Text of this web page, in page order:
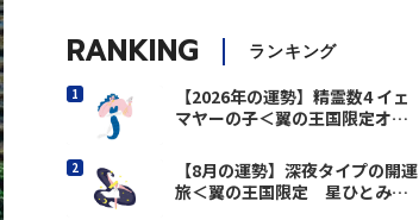
RANKING ランキング
【2026年の運勢】精霊数4 イェ
マヤーの子＜翼の王国限定オリ
【8月の運勢】深夜タイプの開運
旅＜翼の王国限定 星ひとみの